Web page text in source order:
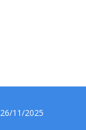
26/11/2025